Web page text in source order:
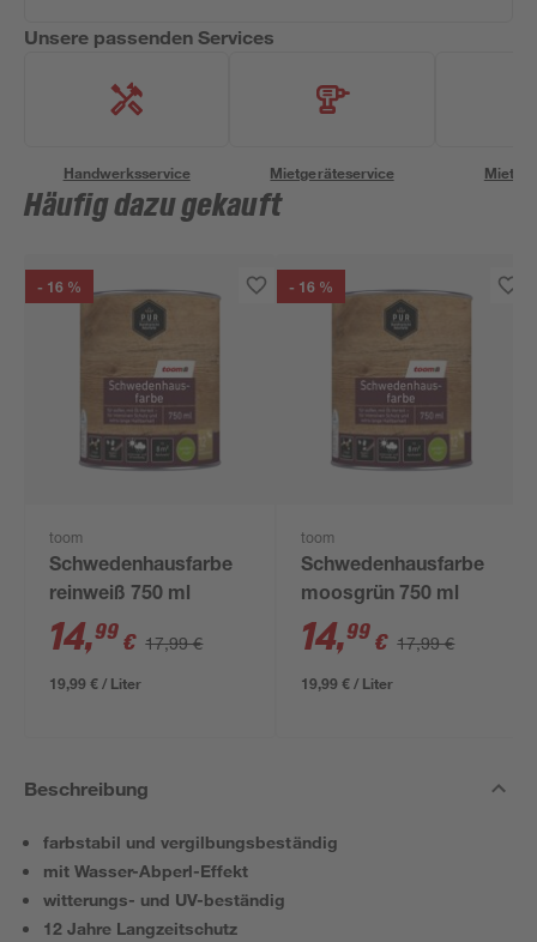
Unsere passenden Services
Handwerksservice Mietgeräteservice
Häufig dazu gekauft
- 16 %
toom
Schwedenhausfarbe
reinweiß 750 ml
14,99 € 17,99 €
19,99 € / Liter
- 16 %
toom
Schwedenhausfarbe
moosgrün 750 ml
14,99 € 17,99 €
19,99 € / Liter
Beschreibung
farbstabil und vergilbungsbeständig
mit Wasser-Abperl-Effekt
witterungs- und UV-beständig
12 Jahre Langzeitschutz